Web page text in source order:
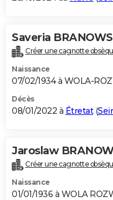
AVIS DE DÉCÈS
Bricolage
Lifestyle
Culture
Sport
Auto
Television
Voyage
Cinema
Saveria
Créer une cagnotte
Naissance
07/02/1934 à WOLA-
Décès
08/01/2022 à Étretat(
Jaroslaw
Créer une cagnotte
Naissance
01/01/1936 à WOLA